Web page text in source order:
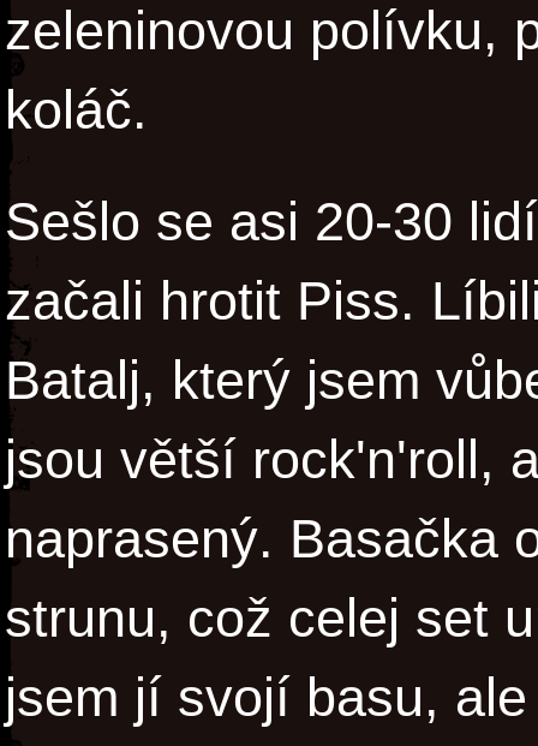
zeleninovou polívku,
koláč.
Sešlo se asi 20-30
začali hrotit Piss.
Batalj, který jsem
jsou větší rock'n'roll,
naprasený. Basačka
strunu, což celej set
jsem jí svojí basu,